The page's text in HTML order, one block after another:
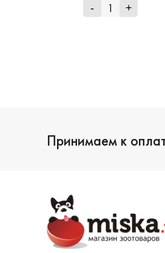
- +
Принимаем к